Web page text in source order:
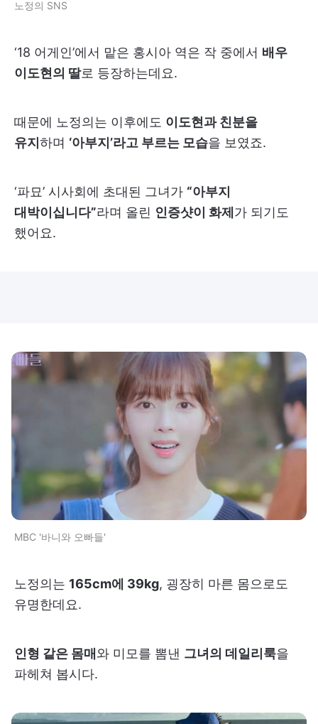
노정의 SNS
‘18 어게인’에서 맡은 홍시아 역은 작 중에서 배우
이도현의 딸로 등장하는데요.
때문에 노정의는 이후에도 이도현과 친분을
유지 하며 ‘아부지’라고 부르는 모습을 보였죠.
‘파묘’ 시사회에 초대된 그녀가 “아부지
대박이십니다”라며 올린 인증샷이 화제 가 되기도
했어요.
MBC '바니와 오빠들'
노정의는 165cm에 39kg, 굉장히 마른 몸으로도
유명한데요.
인형 같은 몸매와 미모를 뽐낸 그녀의 데일리룩을
파헤쳐 봅시다.